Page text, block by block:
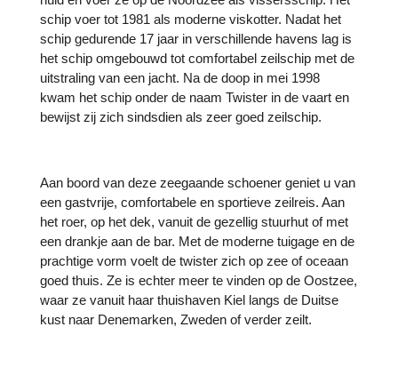
schip voer tot 1981 als moderne viskotter. Nadat het
schip gedurende 17 jaar in verschillende havens lag is
het schip omgebouwd tot comfortabel zeilschip met de
uitstraling van een jacht. Na de doop in mei 1998
kwam het schip onder de naam Twister in de vaart en
bewijst zij zich sindsdien als zeer goed zeilschip.
Aan boord van deze zeegaande schoener geniet u van
een gastvrije, comfortabele en sportieve zeilreis. Aan
het roer, op het dek, vanuit de gezellig stuurhut of met
een drankje aan de bar. Met de moderne tuigage en de
prachtige vorm voelt de twister zich op zee of oceaan
goed thuis. Ze is echter meer te vinden op de Oostzee,
waar ze vanuit haar thuishaven Kiel langs de Duitse
kust naar Denemarken, Zweden of verder zeilt.